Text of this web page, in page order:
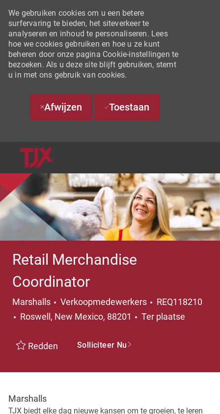
We gebruiken cookies om u een betere
surfervaring te bieden, het siteverkeer te
analyseren en inhoud te personaliseren. Lees
hoe we cookies gebruiken en hoe u ze kunt
beheren door onze pagina Cookie-instellingen te
bezoeken. Als u deze site blijft gebruiken, stemt
u in met ons gebruik van cookies.
Afwijzen Toestaan
Retail Merchandise
Coordinator
Marshalls Categorie
Verkoopmedewerkers
REQ118210
Plaats
Roswell, New Mexico, 88201 Ter plaatse
Redden Solliciteer Nu
Marshalls
TJX biedt elke dag nieuwe kansen om te groeien, te leren